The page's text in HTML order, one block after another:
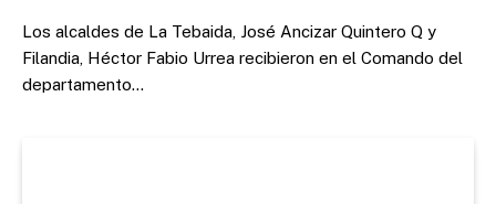
Los alcaldes de La Tebaida, José Ancizar Quintero Q y
Filandia, Héctor Fabio Urrea recibieron en el Comando del
departamento…